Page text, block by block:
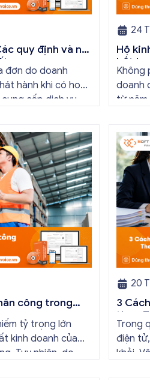
quy định và nội
đơn do doanh
hành khi có hoạt
cấp dịch vụ
nếu nắm rõ […]
24
Hộ
bắt
Không
doanh
từ năm
số đối
doanh
công trong
tỷ trọng lớn
kinh doanh của
Tuy nhiên, do
20
3
theo
01/7/
Trong
điện
khỏi.